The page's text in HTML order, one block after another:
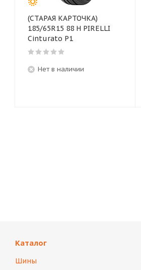
(СТАРАЯ КАРТОЧКА)
185/65R15 88 H PIRELLI
Cinturato P1
Нет в наличии
Каталог
Шины